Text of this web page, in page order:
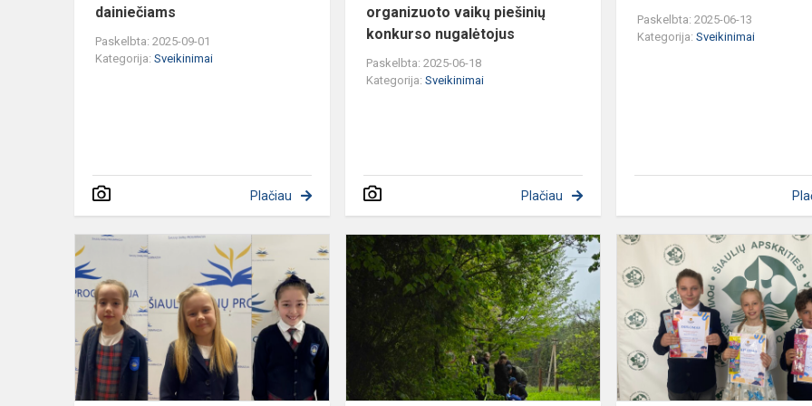
dainiečiams
Paskelbta: 2025-09-01
Kategorija: Sveikinimai
Plačiau
organizuoto vaikų piešinių
konkurso nugalėtojus
Paskelbta: 2025-06-18
Kategorija:Sveikinimai
Plačiau
Paskelbta: 2025-06-13
Kategorija:Sveikinimai
Sveikiname
Šiaulių
miesto
pradinių
mokinių
kūrybinių...
Tarptautinės
DofE
programos
bandomasis
žygis